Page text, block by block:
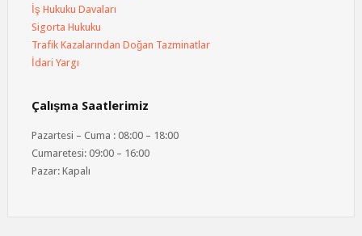
İş Hukuku Davaları
Sigorta Hukuku
Trafik Kazalarından Doğan Tazminatlar
İdari Yargı
Çalışma Saatlerimiz
Pazartesi – Cuma : 08:00 – 18:00
Cumaretesi: 09:00 – 16:00
Pazar: Kapalı